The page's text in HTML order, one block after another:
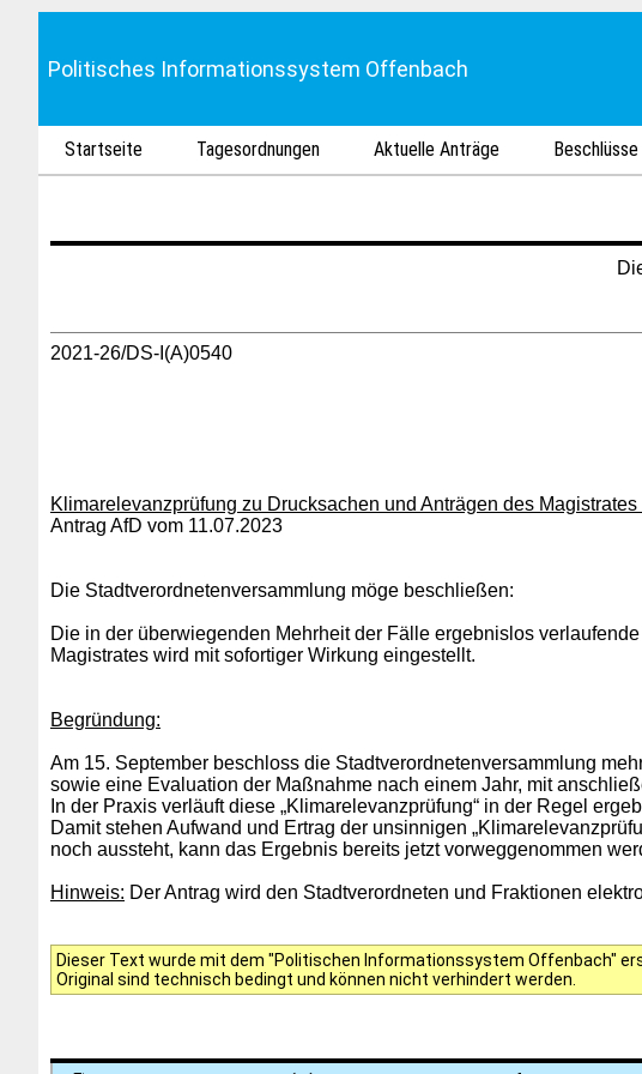
Politisches Informationssystem Offenbach
Startseite Tagesordnungen Aktuelle Anträge Beschlüsse
2021-26/DS-I(A)0540
Klimarelevanzprüfung zu Drucksachen und Anträgen des Magistrates
Antrag AfD vom 11.07.2023
Die Stadtverordnetenversammlung möge beschließen:
Die in der überwiegenden Mehrheit der Fälle ergebnislos
Magistrates wird mit sofortiger Wirkung eingestellt.
Begründung:
Am 15. September beschloss die Stadtverordnetenversammlung
sowie eine Evaluation der Maßnahme nach einem Jahr, mit
In der Praxis verläuft diese „Klimarelevanzprüfung“ in der Regel
Damit stehen Aufwand und Ertrag der unsinnigen
noch aussteht, kann das Ergebnis bereits jetzt vorweggenommen
Hinweis: Der Antrag wird den Stadtverordneten und Fraktionen
Dieser Text wurde mit dem "Politischen Informationssystem Offenbach"
Original sind technisch bedingt und können nicht verhindert werden.